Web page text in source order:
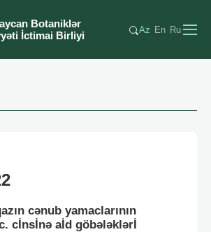
Botaniklər
İctimai Birliyi
Az En Ru
cənub yamaclarının
cİnsİnə aİd göbələklərİ